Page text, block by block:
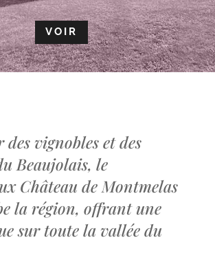
VOIR
vignobles et des
Beaujolais, le
Château de Montmelas
la région, offrant une
sur toute la vallée du